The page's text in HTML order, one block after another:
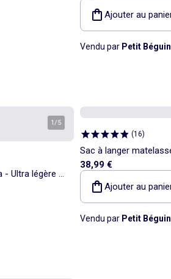
Ajouter au
Vendu par Petit Béguin
1/5
- Ultra légère -
(16)
Sac à langer
38,99 €
Ajouter au
Vendu par Petit Béguin